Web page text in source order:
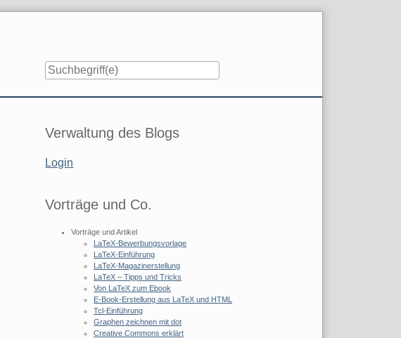
Seitenleiste
Verwaltung des Blogs
Login
Vorträge und Co.
Vorträge und Artikel
LaTeX-Bewerbungsvorlage
LaTeX-Einführung
LaTeX-Magazinerstellung
LaTeX – Tipps und Tricks
Von LaTeX zum Ebook
E-Book-Erstellung aus LaTeX und HTML
Tcl-Einführung
Graphen zeichnen mit dot
Creative Commons erklärt